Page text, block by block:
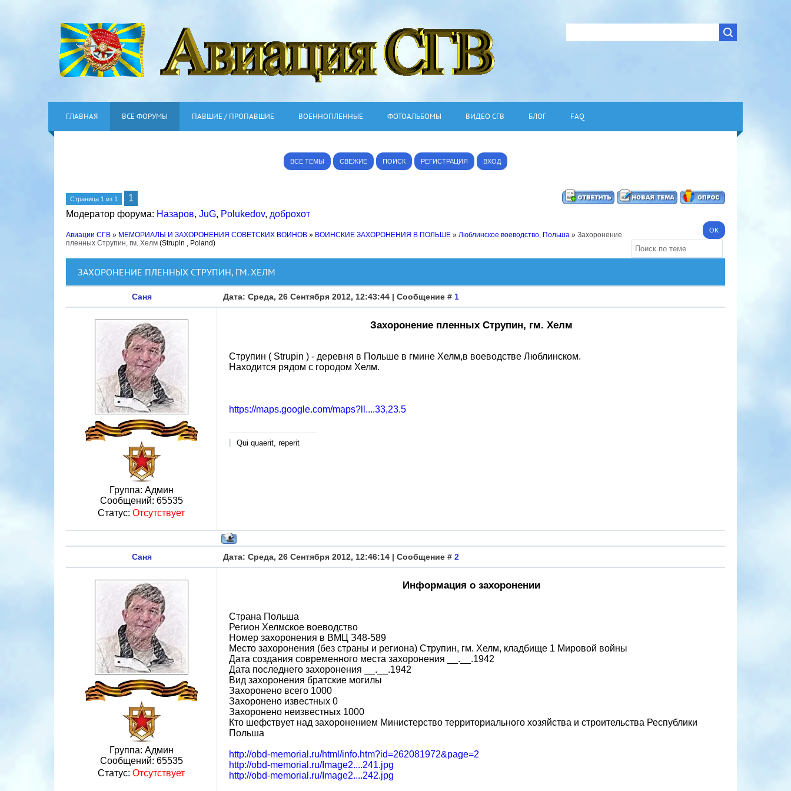
ГЛАВНАЯ ВСЕ ФОРУМЫ ПАВШИЕ / ПРОПАВШИЕ ВОЕННОПЛЕННЫЕ ФОТОАЛЬБОМЫ ВИДЕО СГВ БЛОГ FAQ
ВСЕ ТЕМЫ СВЕЖИЕ ПОИСК РЕГИСТРАЦИЯ ВХОД
Страница 1 из 1
1
Модератор форума: Назаров, JuG, Polukedov, доброхот
Авиации СГВ » МЕМОРИАЛЫ И ЗАХОРОНЕНИЯ СОВЕТСКИХ ВОИНОВ » ВОИНСКИЕ ЗАХОРОНЕНИЯ В ПОЛЬШЕ » Люблинское воеводство, Польша » Захоронение
пленных Струпин, гм. Хелм (Strupin , Poland)
ЗАХОРОНЕНИЕ ПЛЕННЫХ СТРУПИН, ГМ. ХЕЛМ
Саня Дата: Среда, 26 Сентября 2012, 12:43:44 | Сообщение # 1
Группа: Админ
Сообщений: 65535
Статус: Отсутствует
Захоронение пленных Струпин, гм. Хелм
Струпин ( Strupin ) - деревня в Польше в гмине Хелм,в воеводстве Люблинском.
Находится рядом с городом Хелм.
https://maps.google.com/maps?ll....33,23.5
Qui quaerit, reperit
Саня Дата: Среда, 26 Сентября 2012, 12:46:14 | Сообщение # 2
Группа: Админ
Сообщений: 65535
Статус: Отсутствует
Информация о захоронении
Страна Польша
Регион Хелмское воеводство
Номер захоронения в ВМЦ З48-589
Место захоронения (без страны и региона) Струпин, гм. Хелм, кладбище 1 Мировой войны
Дата создания современного места захоронения __.__.1942
Дата последнего захоронения __.__.1942
Вид захоронения братские могилы
Захоронено всего 1000
Захоронено известных 0
Захоронено неизвестных 1000
Кто шефствует над захоронением Министерство территориального хозяйства и строительства Республики
Польша
http://obd-memorial.ru/html/info.htm?id=262081972&page=2
http://obd-memorial.ru/Image2....241.jpg
http://obd-memorial.ru/Image2....242.jpg